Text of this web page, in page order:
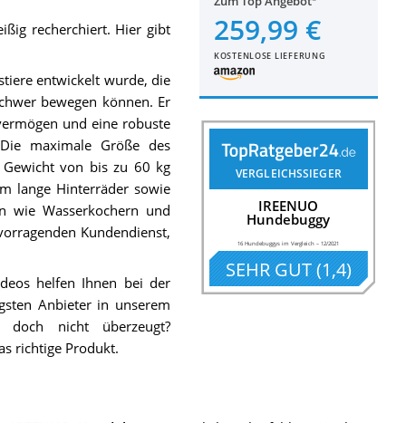
259,99 €
KOSTENLOSE LIEFERUNG
VERGLEICHSSIEGER
IREENUO
Hundebuggy
16 Hundebuggys im Vergleich –12/2021
SEHR GUT(1,4)
recherchiert. Hier gibt
entwickelt wurde, die
bewegen können. Er
und eine robuste
maximale Größe des
von bis zu 60 kg
lange Hinterräder sowie
wie Wasserkochern und
Kundendienst,
helfen Ihnen bei der
Anbieter in unserem
doch nicht überzeugt?
richtige Produkt.